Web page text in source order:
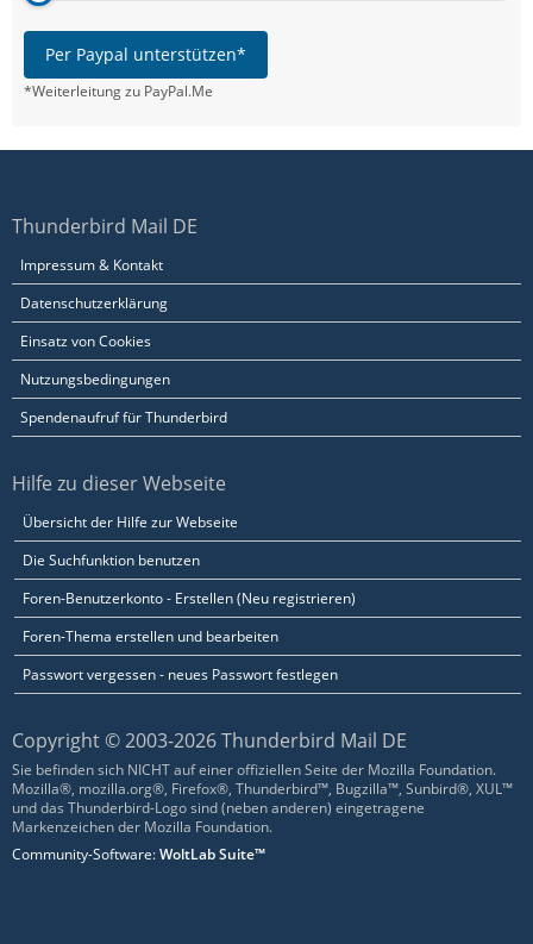
Per Paypal unterstützen*
*Weiterleitung zu PayPal.Me
Thunderbird Mail DE
Impressum & Kontakt
Datenschutzerklärung
Einsatz von Cookies
Nutzungsbedingungen
Spendenaufruf für Thunderbird
Hilfe zu dieser Webseite
Übersicht der Hilfe zur Webseite
Die Suchfunktion benutzen
Foren-Benutzerkonto - Erstellen (Neu registrieren)
Foren-Thema erstellen und bearbeiten
Passwort vergessen - neues Passwort festlegen
Copyright © 2003-2026 Thunderbird Mail DE
Sie befinden sich NICHT auf einer offiziellen Seite der Mozilla Foundation.
Mozilla®, mozilla.org®, Firefox®, Thunderbird™, Bugzilla™, Sunbird®, XUL™
und das Thunderbird-Logo sind (neben anderen) eingetragene
Markenzeichen der Mozilla Foundation.
Community-Software:WoltLab Suite™